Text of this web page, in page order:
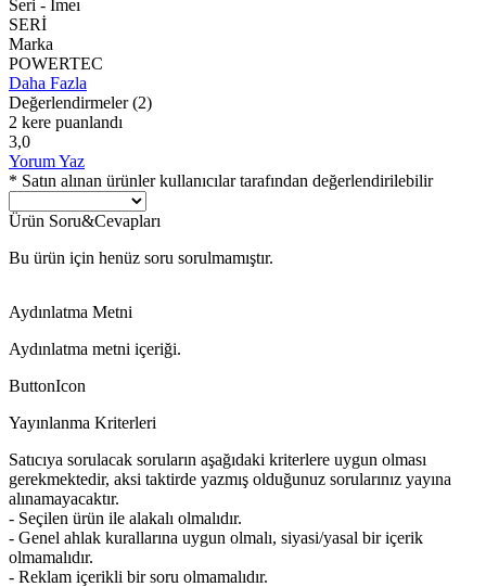
Seri - Imeı
SERİ
Marka
POWERTEC
Daha Fazla
Değerlendirmeler (2)
2 kere puanlandı
3,0
Yorum Yaz
* Satın alınan ürünler kullanıcılar tarafından değerlendirilebilir
Ürün Soru&Cevapları
Bu ürün için henüz soru sorulmamıştır.
Aydınlatma Metni
Aydınlatma metni içeriği.
ButtonIcon
Yayınlanma Kriterleri
Satıcıya sorulacak soruların aşağıdaki kriterlere uygun olması
gerekmektedir, aksi taktirde yazmış olduğunuz sorularınız yayına
alınamayacaktır.
- Seçilen ürün ile alakalı olmalıdır.
- Genel ahlak kurallarına uygun olmalı, siyasi/yasal bir içerik
olmamalıdır.
- Reklam içerikli bir soru olmamalıdır.